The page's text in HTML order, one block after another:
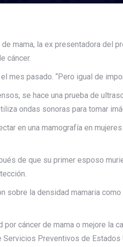
mama, la ex presentadora del
cáncer.
mes pasado. “Pero igual de
se hace una prueba de
ondas sonoras para tomar
en una mamografía en
de que su primer esposo
sobre la densidad mamaria
cáncer de mama o mejore la
Preventivos de